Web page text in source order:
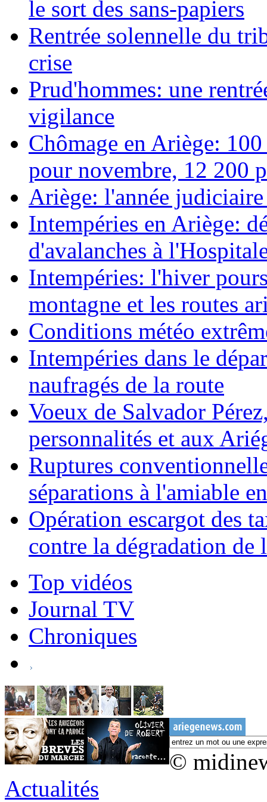
le sort des sans-papiers
Rentrée solennelle du
crise
Prud'hommes: une
vigilance
Chômage en Ariège:
pour novembre, 12 200
Ariège: l'année
Intempéries en Ariège:
d'avalanches à
Intempéries: l'hiver
montagne et les routes
Conditions météo
Intempéries dans le
naufragés de la route
Voeux de Salvador
personnalités et aux
Ruptures
séparations à l'amiable
Opération escargot des
contre la dégradation de
Top vidéos
Journal TV
Chroniques
©
Actualités